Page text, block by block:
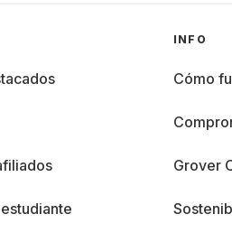
INFO
Cómo
Grover